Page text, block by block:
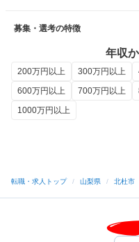
募集・選考の特徴
年収
200万円以上 300万円以上
600万円以上
700万円以上
1000万円以上
転職・求人トップ / 山梨県 / 北杜市